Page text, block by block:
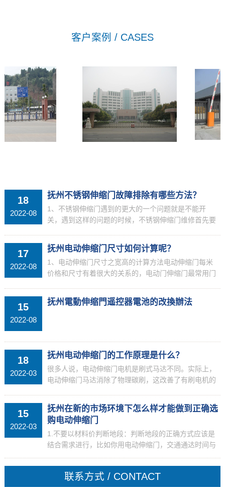
客户案例 / CASES
18
2022-08
抚州不锈钢伸缩门故障排除有哪些方法？
1、不锈钢伸缩门遇到的更大的一个问题就是不能开
关，遇到这样的问题的时候，不锈钢伸缩门维修首先要
必须要做全面检查。一般来说，如果不能开关，一般是
线路出现了...
17
2022-08
抚州电动伸缩门尺寸如何计算呢？
1、电动伸缩门尺寸之宽高的计算方法电动伸缩门每米
价格和尺寸有着很大的关系的，电动门伸缩门最常用门
一般是1.6米，在选择电动伸缩门的时候，要告诉厂...
15
2022-08
抚州電動伸缩門遥控器電池的改換辦法
18
2022-03
抚州电动伸缩门的工作原理是什么？
很多人说，电动伸缩门电机是刷式马达不同。实际上，
电动伸缩门马达消除了物理碳刷，这改善了有刷电机的
速操作过程中的问题。可是，因为没有物理碳刷，该转
向模块，...
15
2022-03
抚州在新的市场环境下怎么样才能做到正确选
购电动伸缩门
1.不要以材料价判断地段：判断地段的正确方式应该是
结合需求进行，比如你用电动伸缩门，交通通达时间与
生活配套是主要判断标准，能够满足职场要求以及日常
生活所及就可了。2.不要以城市功能区判断配套成熟与
联系方式 / CONTACT